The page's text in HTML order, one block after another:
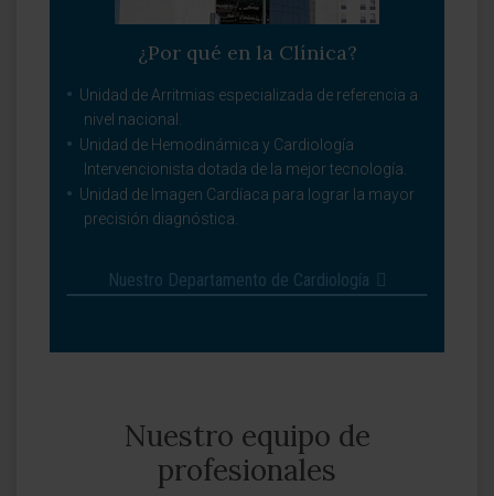
¿Por qué en la Clínica?
Unidad de Arritmias especializada de referencia a
nivel nacional.
Unidad de Hemodinámica y Cardiología
Intervencionista dotada de la mejor tecnología.
Unidad de Imagen Cardíaca para lograr la mayor
precisión diagnóstica.
Nuestro Departamento de Cardiología
Nuestro equipo de
profesionales